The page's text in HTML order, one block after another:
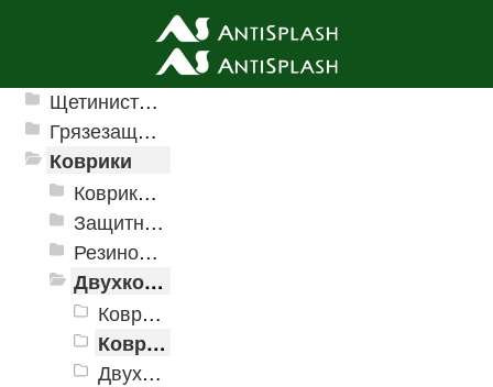
Ячеистые грязезащитные покрытия
Щетинистые покрытия
Грязезащитные, влаговпитывающие покрытия
Коврики
Коврики влаговпитывающие
Защитные коврики и лотки
Резиновые коврики
Двухкомпонентные коврики
Коврики "Greek"
Коврики "Комфорт"
Двухкомпонентные фигурные коврики